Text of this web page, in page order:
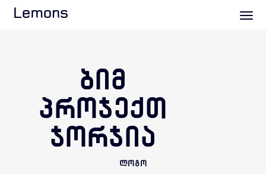
Lemons
ᲑᲘᲛ
ᲞᲠᲝᲯᲔᲥᲗ
ᲯᲝᲠᲯᲘᲐ
ლოგო